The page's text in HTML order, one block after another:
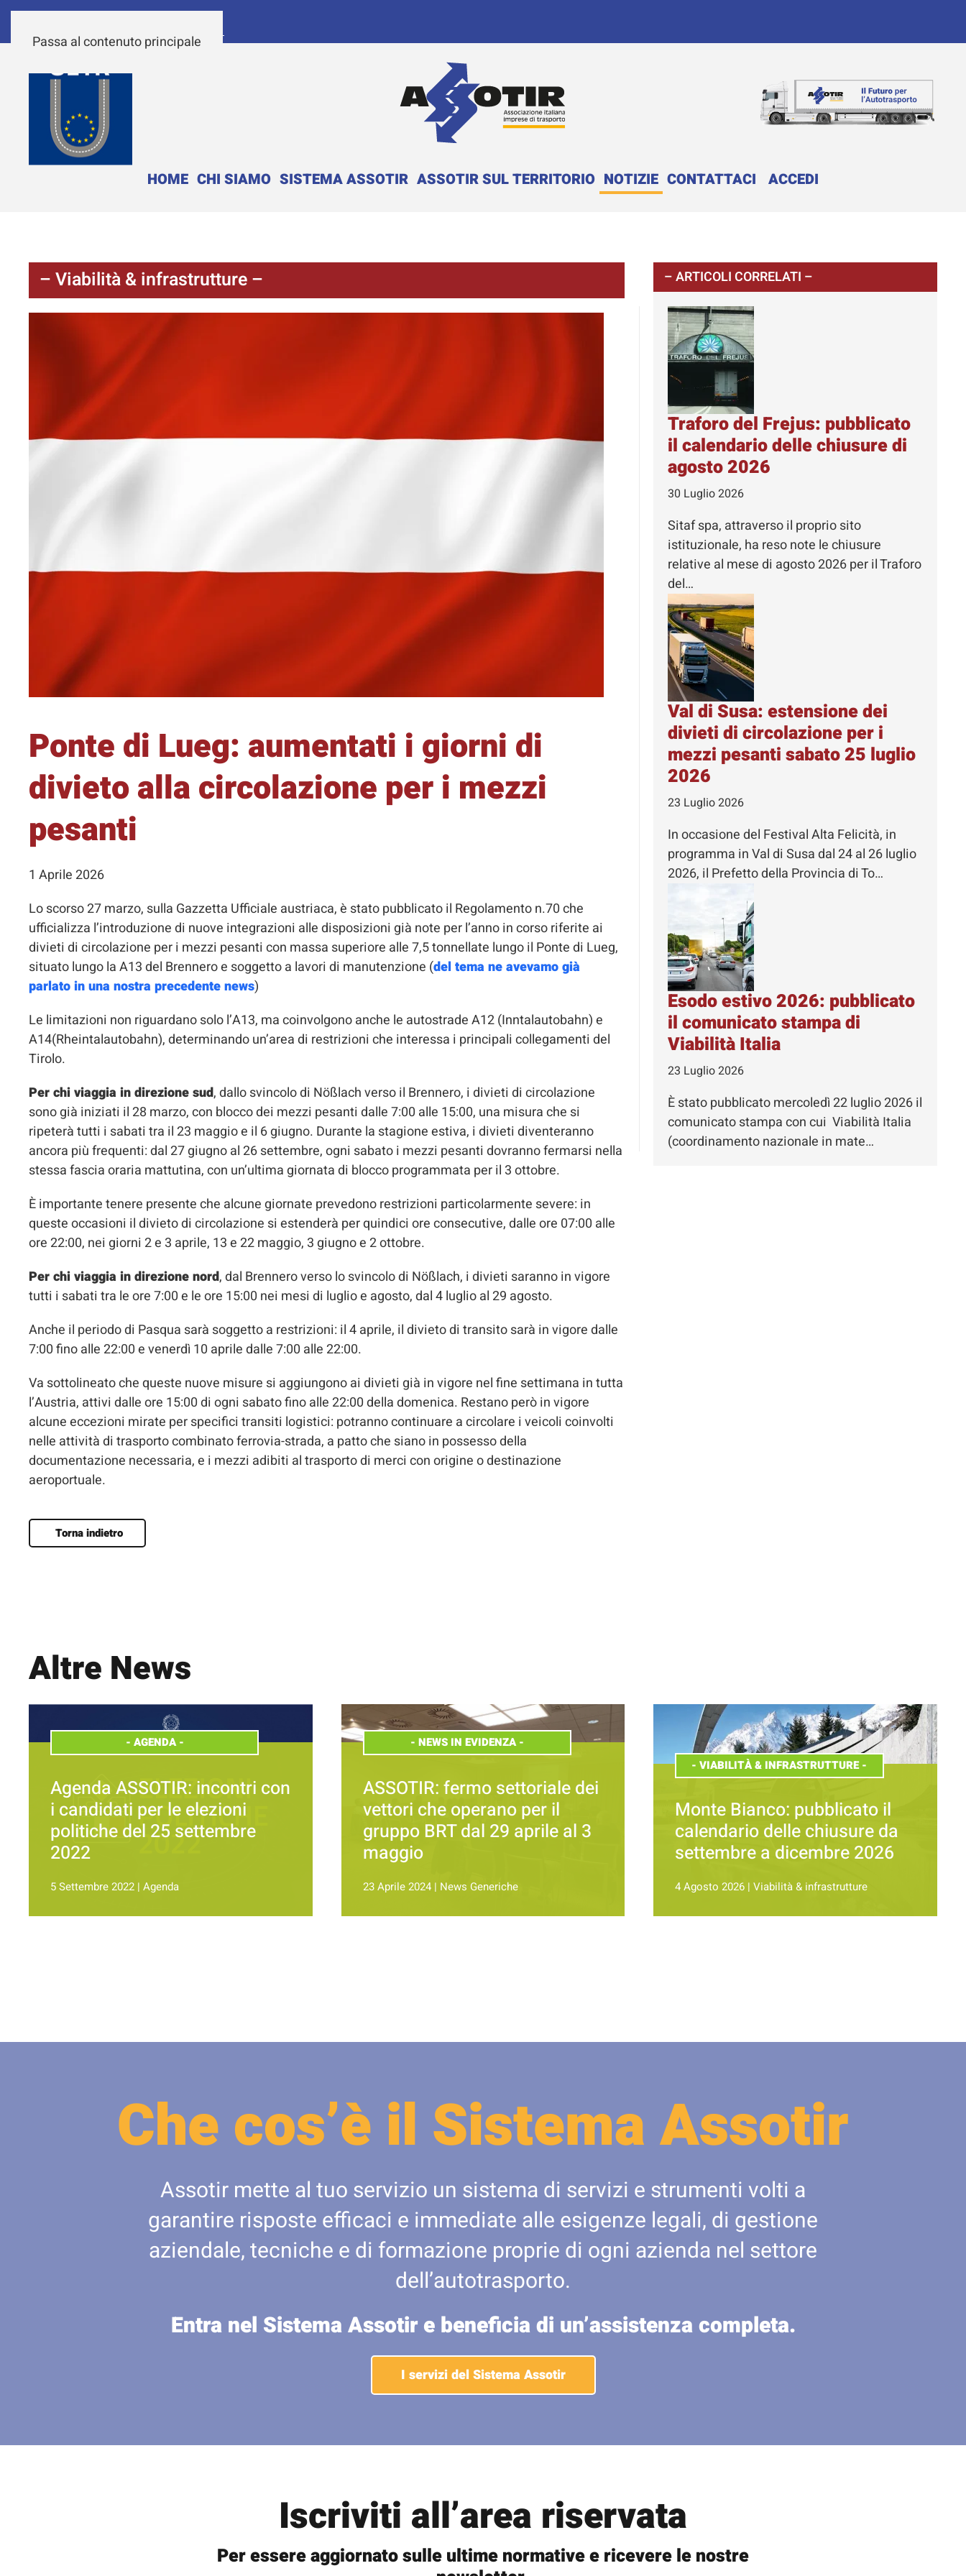
Passa al contenuto principale
HOME CHI SIAMO SISTEMA ASSOTIR ASSOTIR SUL TERRITORIO NOTIZIE CONTATTACI ACCEDI
– Viabilità & infrastrutture –
Ponte di Lueg: aumentati i giorni di
divieto alla circolazione per i mezzi
pesanti
1 Aprile 2026
Lo scorso 27 marzo, sulla Gazzetta Ufficiale austriaca, è stato pubblicato il Regolamento n.70 che
ufficializza l’introduzione di nuove integrazioni alle disposizioni già note per l’anno in corso riferite ai
divieti di circolazione per i mezzi pesanti con massa superiore alle 7,5 tonnellate lungo il Ponte di Lueg,
situato lungo la A13 del Brennero e soggetto a lavori di manutenzione (del tema ne avevamo già
parlato in una nostra precedente news)
Le limitazioni non riguardano solo l’A13, ma coinvolgono anche le autostrade A12 (Inntalautobahn) e
A14(Rheintalautobahn), determinando un’area di restrizioni che interessa i principali collegamenti del
Tirolo.
Per chi viaggia in direzione sud, dallo svincolo di Nößlach verso il Brennero, i divieti di circolazione
sono già iniziati il 28 marzo, con blocco dei mezzi pesanti dalle 7:00 alle 15:00, una misura che si
ripeterà tutti i sabati tra il 23 maggio e il 6 giugno. Durante la stagione estiva, i divieti diventeranno
ancora più frequenti: dal 27 giugno al 26 settembre, ogni sabato i mezzi pesanti dovranno fermarsi nella
stessa fascia oraria mattutina, con un’ultima giornata di blocco programmata per il 3 ottobre.
È importante tenere presente che alcune giornate prevedono restrizioni particolarmente severe: in
queste occasioni il divieto di circolazione si estenderà per quindici ore consecutive, dalle ore 07:00 alle
ore 22:00, nei giorni 2 e 3 aprile, 13 e 22 maggio, 3 giugno e 2 ottobre.
Per chi viaggia in direzione nord, dal Brennero verso lo svincolo di Nößlach, i divieti saranno in vigore
tutti i sabati tra le ore 7:00 e le ore 15:00 nei mesi di luglio e agosto, dal 4 luglio al 29 agosto.
Anche il periodo di Pasqua sarà soggetto a restrizioni: il 4 aprile, il divieto di transito sarà in vigore dalle
7:00 fino alle 22:00 e venerdì 10 aprile dalle 7:00 alle 22:00.
Va sottolineato che queste nuove misure si aggiungono ai divieti già in vigore nel fine settimana in tutta
l’Austria, attivi dalle ore 15:00 di ogni sabato fino alle 22:00 della domenica. Restano però in vigore
alcune eccezioni mirate per specifici transiti logistici: potranno continuare a circolare i veicoli coinvolti
nelle attività di trasporto combinato ferrovia-strada, a patto che siano in possesso della
documentazione necessaria, e i mezzi adibiti al trasporto di merci con origine o destinazione
aeroportuale.
Torna indietro
– ARTICOLI CORRELATI –
Traforo del Frejus: pubblicato
il calendario delle chiusure di
agosto 2026
30 Luglio 2026
Sitaf spa, attraverso il proprio sito
istituzionale, ha reso note le chiusure
relative al mese di agosto 2026 per il Traforo
del…
Val di Susa: estensione dei
divieti di circolazione per i
mezzi pesanti sabato 25 luglio
2026
23 Luglio 2026
In occasione del Festival Alta Felicità, in
programma in Val di Susa dal 24 al 26 luglio
2026, il Prefetto della Provincia di To…
Esodo estivo 2026: pubblicato
il comunicato stampa di
Viabilità Italia
23 Luglio 2026
È stato pubblicato mercoledì 22 luglio 2026 il
comunicato stampa con cui Viabilità Italia
(coordinamento nazionale in mate…
Altre News
- AGENDA-
Agenda ASSOTIR: incontri con
i candidati per le elezioni
politiche del 25 settembre
2022
5 Settembre 2022 | Agenda
- NEWS IN EVIDENZA-
ASSOTIR: fermo settoriale dei
vettori che operano per il
gruppo BRT dal 29 aprile al 3
maggio
23 Aprile 2024| News Generiche
-VIABILITÀ & INFRASTRUTTURE-
Monte Bianco: pubblicato il
calendario delle chiusure da
settembre a dicembre 2026
4 Agosto 2026 |Viabilità & infrastrutture
Che cos’è il Sistema Assotir
Assotir mette al tuo servizio un sistema di servizi e strumenti volti a
garantire risposte efficaci e immediate alle esigenze legali, di gestione
aziendale, tecniche e di formazione proprie di ogni azienda nel settore
dell’autotrasporto.
Entra nel Sistema Assotir e beneficia di un’assistenza completa.
I servizi del Sistema Assotir
Iscriviti all’area riservata
Per essere aggiornato sulle ultime normative e ricevere le nostre